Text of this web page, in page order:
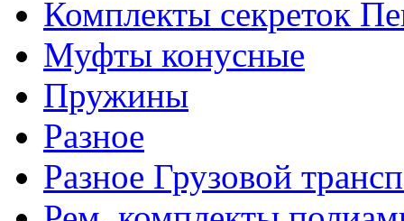
Комплекты секреток
Муфты конусные
Пружины
Разное
Разное Грузовой